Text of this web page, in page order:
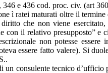
e 436 cod. proc. civ. (art
ì ratei maturati oltre il termine
che non viene
il relativo presupposto” e
non potesse essere
essere fatto valere). Si
consulente tecnico d’ufficio